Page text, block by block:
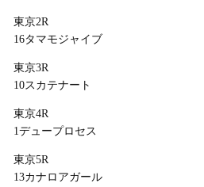
東京2R
16タマモジャイブ
東京3R
10スカテナート
東京4R
1デュープロセス
東京5R
13カナロアガール